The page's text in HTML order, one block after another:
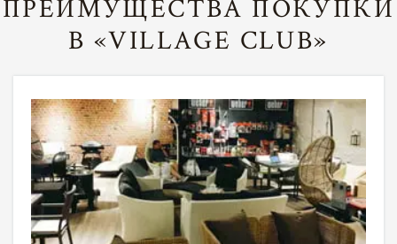
ПРЕИМУЩЕСТВА ПОКУПКИ
В «VILLAGE CLUB»